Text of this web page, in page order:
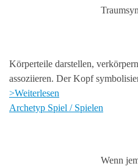
Körperteile darstellen,
assoziieren. Der Kopf
>Weiterlesen
Archetyp Spiel / Spielen
Wenn